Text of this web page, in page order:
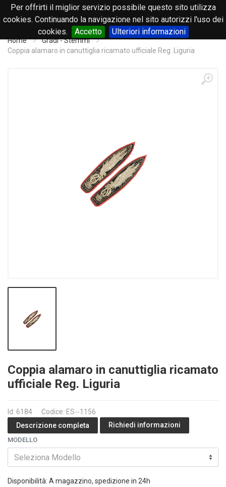
Per offrirti il miglior servizio possibile questo sito utilizza
cookies. Continuando la navigazione nel sito autorizzi l'uso dei
cookies.
Accetto Ulteriori informazioni
0
Home
Gradi - Stemmi
Coppia alamaro in canuttiglia ricamato ufficiale Reg. Liguria
Coppia alamaro in canuttiglia ricamato
ufficiale Reg. Liguria
Id: 6184
Codice: ES--1156
Descrizione completa
Richiedi informazioni
MODELLO
Seleziona Modello
Disponibilità: A magazzino, spedizione in 24h